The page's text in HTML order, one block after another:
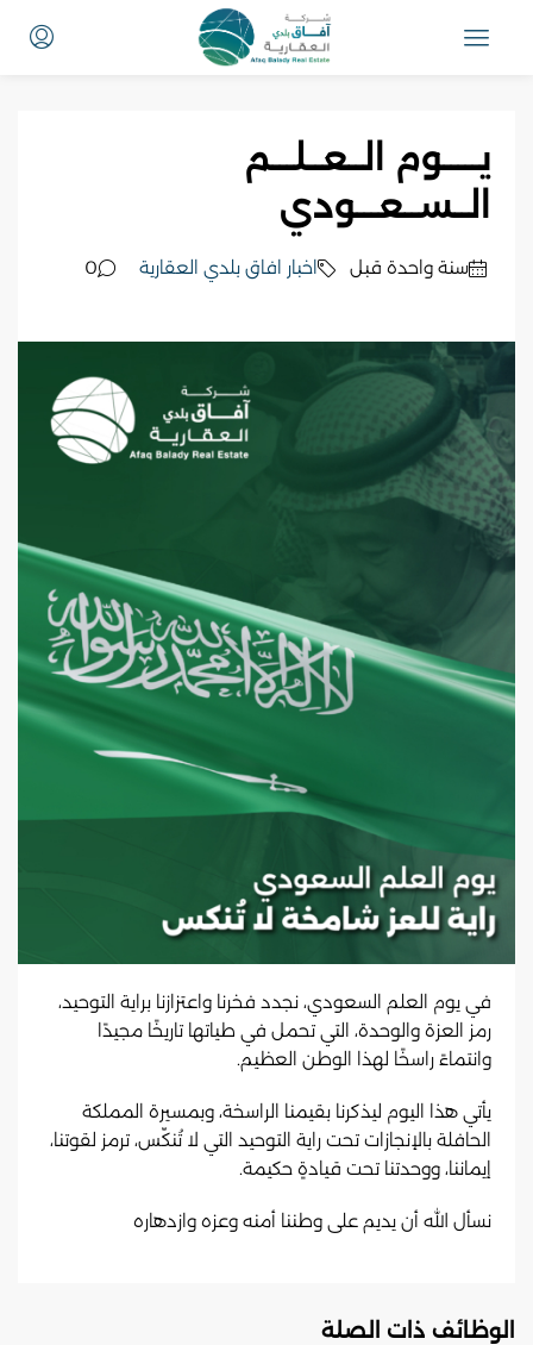
يـــــوم الــعــلـــم
الــســعـــودي
‏سنة واحدة قبل اخبار افاق بلدي العقارية 0
في يوم العلم السعودي، نجدد فخرنا واعتزازنا براية التوحيد،
رمز العزة والوحدة، التي تحمل في طياتها تاريخًا مجيدًا
وانتماءً راسخًا لهذا الوطن العظيم.
يأتي هذا اليوم ليذكرنا بقيمنا الراسخة، وبمسيرة المملكة
الحافلة بالإنجازات تحت راية التوحيد التي لا تُنكّس، ترمز لقوتنا،
إيماننا، ووحدتنا تحت قيادةٍ حكيمة.
نسأل الله أن يديم على وطننا أمنه وعزه وازدهاره
الوظائف ذات الصلة